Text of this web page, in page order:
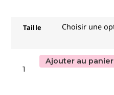
Taille
Ajouter au panier